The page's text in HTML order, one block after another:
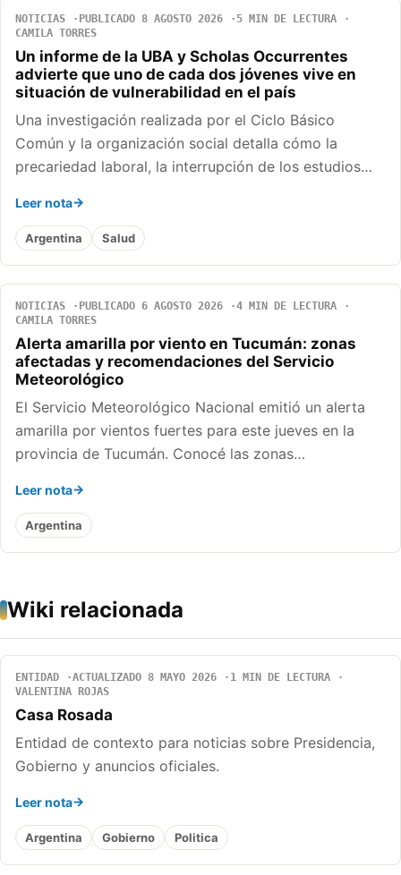
NOTICIAS PUBLICADO 8 AGOSTO 2026
5 MIN DE LECTURA
CAMILA TORRES
Un informe de la UBA y Scholas Occurrentes
advierte que uno de cada dos jóvenes vive en
situación de vulnerabilidad en el país
Una investigación realizada por el Ciclo Básico
Común y la organización social detalla cómo la
precariedad laboral, la interrupción de los estudios…
Leer nota
Argentina Salud
NOTICIAS PUBLICADO 6 AGOSTO 2026
4 MIN DE LECTURA
CAMILA TORRES
Alerta amarilla por viento en Tucumán: zonas
afectadas y recomendaciones del Servicio
Meteorológico
El Servicio Meteorológico Nacional emitió un alerta
amarilla por vientos fuertes para este jueves en la
provincia de Tucumán. Conocé las zonas…
Leer nota
Argentina
Wiki relacionada
ENTIDAD ACTUALIZADO 8 MAYO 2026
1 MIN DE LECTURA
VALENTINA ROJAS
Casa Rosada
Entidad de contexto para noticias sobre Presidencia,
Gobierno y anuncios oficiales.
Leer nota
Argentina Gobierno Politica